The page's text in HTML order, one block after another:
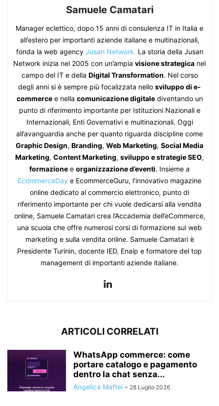
Samuele Camatari
Manager eclettico, dopo 15 anni di consulenza IT in Italia e
all’estero per importanti aziende italiane e multinazionali,
fonda la web agency Jusan Network. La storia della Jusan
Network inizia nel 2005 con un’ampia visione strategica nel
campo del IT e della Digital Transformation. Nel corso
degli anni si è sempre più focalizzata nello sviluppo di e-
commercee nella comunicazione digitalediventando un
punto di riferimento importante per Istituzioni Nazionali e
Internazionali, Enti Governativi e multinazionali. Oggi
all’avanguardia anche per quanto riguarda discipline come
Graphic Design, Branding, Web Marketing, Social Media
Marketing, Content Marketing, sviluppo e strategie SEO,
formazione e organizzazione d’eventi. Insieme a
EcommerceDay e EcommerceGuru, l’innovativo magazine
online dedicato al commercio elettronico, punto di
riferimento importante per chi vuole dedicarsi alla vendita
online, Samuele Camatari crea l’Accademia dell’eCommerce,
una scuola che offre numerosi corsi di formazione sul web
marketing e sulla vendita online. Samuele Camatari è
Presidente Turinin, docente IED, Enaip e formatore del top
management di importanti aziende italiane.
ARTICOLI CORRELATI
WhatsApp commerce: come
portare catalogo e pagamento
dentro la chat senza...
Angelica Maftei - 28 Luglio 2026